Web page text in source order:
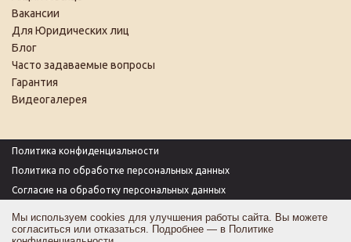
Вакансии
Для Юридических лиц
Блог
Часто задаваемые вопросы
Гарантия
Видеогалерея
Политика конфиденциальности
Политика по обработке персональных данных
Согласие на обработку персональных данных
Согласие на получение рекламы
Мы используем cookies для улучшения работы сайта. Вы можете
согласиться или отказаться. Подробнее — в Политике